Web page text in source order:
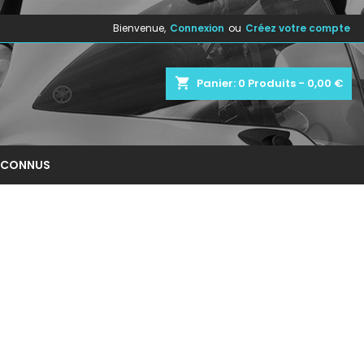
Bienvenue, Connexion ou Créez votre compte
shopping_cart Panier: 0 Produits - 0,00 €